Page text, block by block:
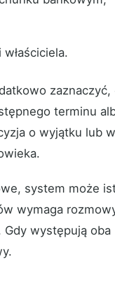
zaznaczyć,
terminu
o wyjątku lub
system może
wymaga
występują